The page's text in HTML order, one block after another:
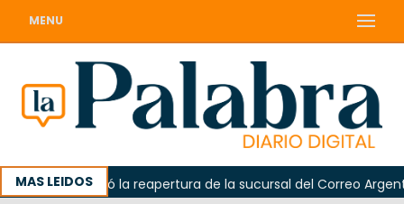
MENU
MAS LEIDOS
reclamó la reapertura de la sucursal del Correo Argentino